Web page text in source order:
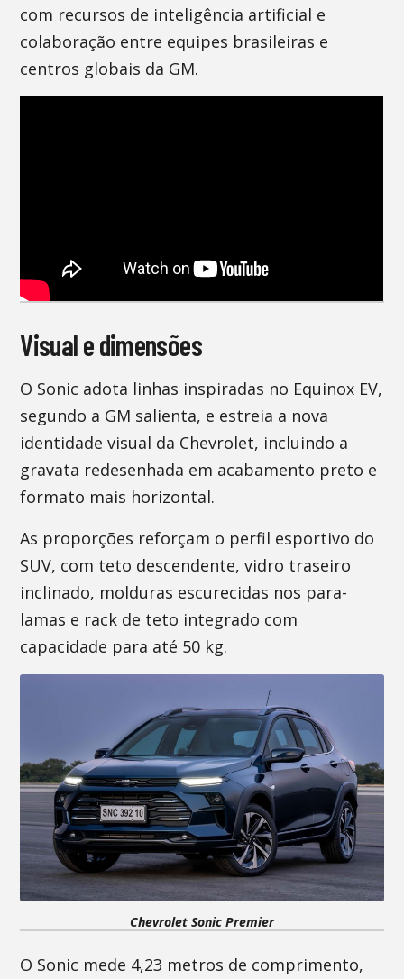
com recursos de inteligência artificial e
colaboração entre equipes brasileiras e
centros globais da GM.
Visual e dimensões
O Sonic adota linhas inspiradas no Equinox EV,
segundo a GM salienta, e estreia a nova
identidade visual da Chevrolet, incluindo a
gravata redesenhada em acabamento preto e
formato mais horizontal.
As proporções reforçam o perfil esportivo do
SUV, com teto descendente, vidro traseiro
inclinado, molduras escurecidas nos para-
lamas e rack de teto integrado com
capacidade para até 50 kg.
Chevrolet Sonic Premier
O Sonic mede 4,23 metros de comprimento,